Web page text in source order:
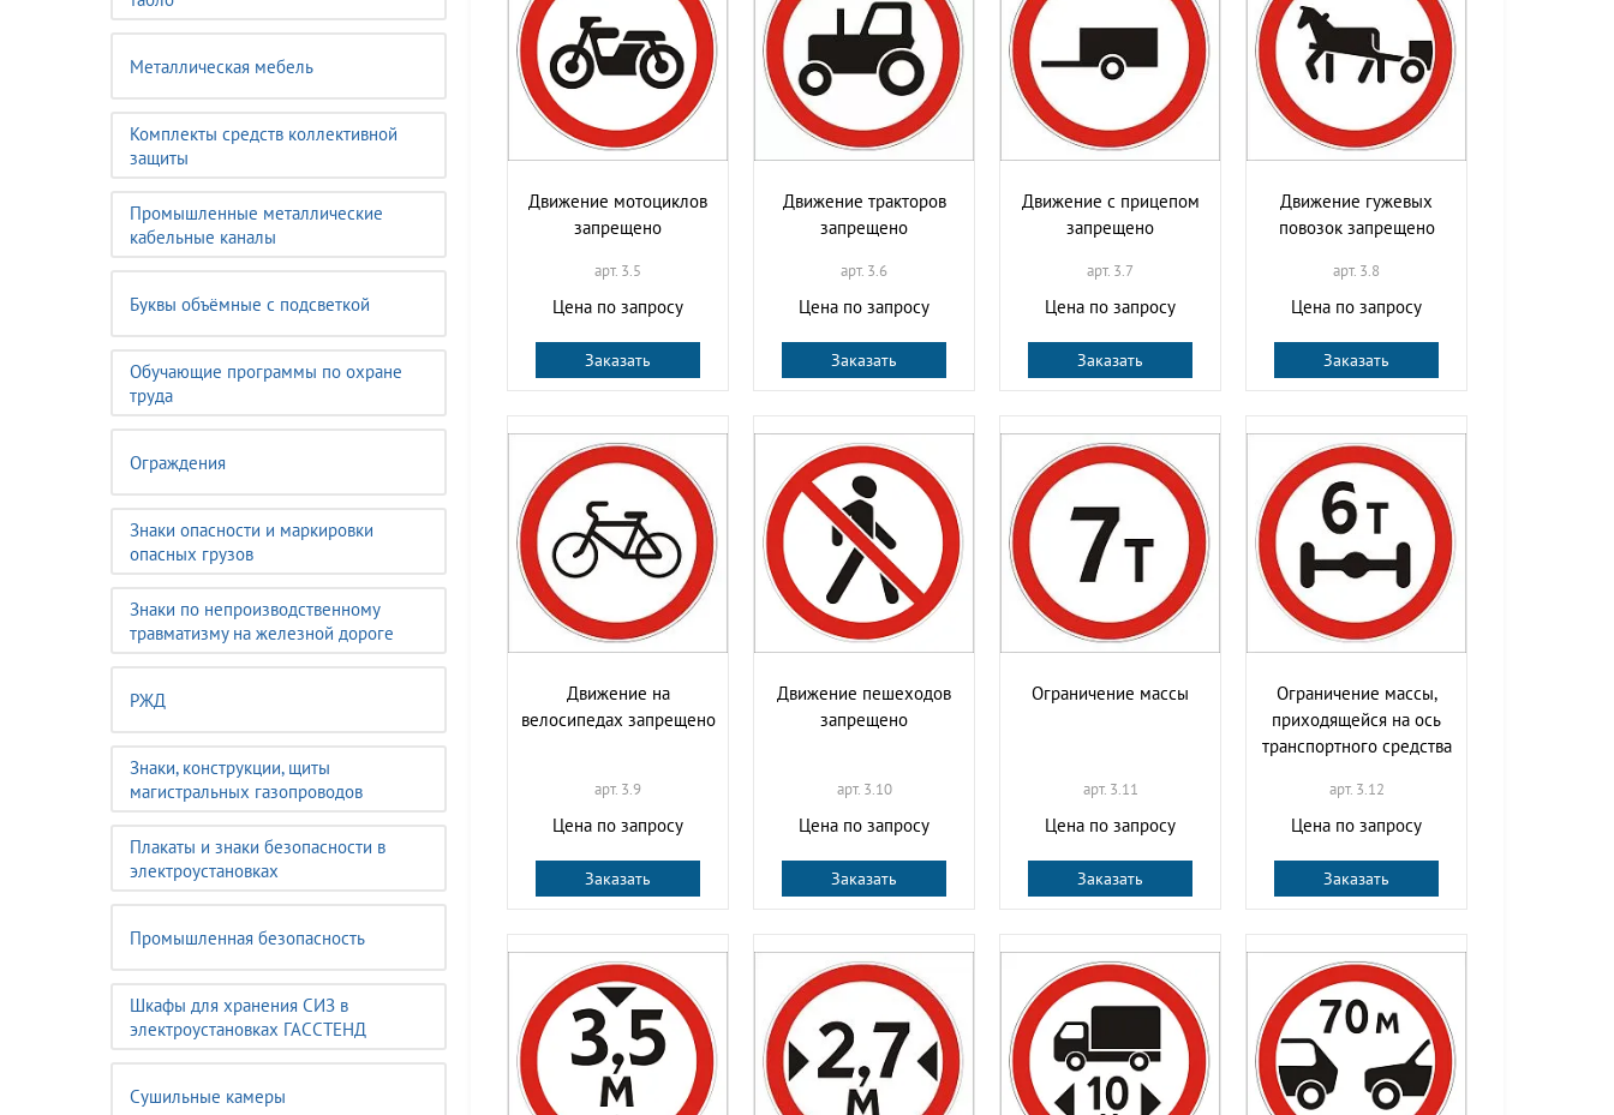
Металлическая мебель
Комплекты средств коллективной
защиты
Промышленные металлические
кабельные каналы
Буквы объёмные с подсветкой
Обучающие программы по охране
труда
Ограждения
Знаки опасности и маркировки
опасных грузов
Знаки по непроизводственному
травматизму на железной дороге
РЖД
Знаки, конструкции, щиты
магистральных газопроводов
Плакаты и знаки безопасности в
электроустановках
Промышленная безопасность
Шкафы для хранения СИЗ в
электроустановках ГАССТЕНД
Сушильные камеры
Движение мотоциклов
запрещено
арт. 3.5
Цена по запросу
Заказать
Движение тракторов
запрещено
арт. 3.6
Цена по запросу
Заказать
Движение с прицепом
запрещено
арт. 3.7
Цена по запросу
Заказать
Движение гужевых
повозок запрещено
арт. 3.8
Цена по запросу
Заказать
Движение на
велосипедах запрещено
арт. 3.9
Цена по запросу
Заказать
Движение пешеходов
запрещено
арт. 3.10
Цена по запросу
Заказать
Ограничение массы
арт. 3.11
Цена по запросу
Заказать
Ограничение массы,
приходящейся на ось
транспортного средства
арт. 3.12
Цена по запросу
Заказать